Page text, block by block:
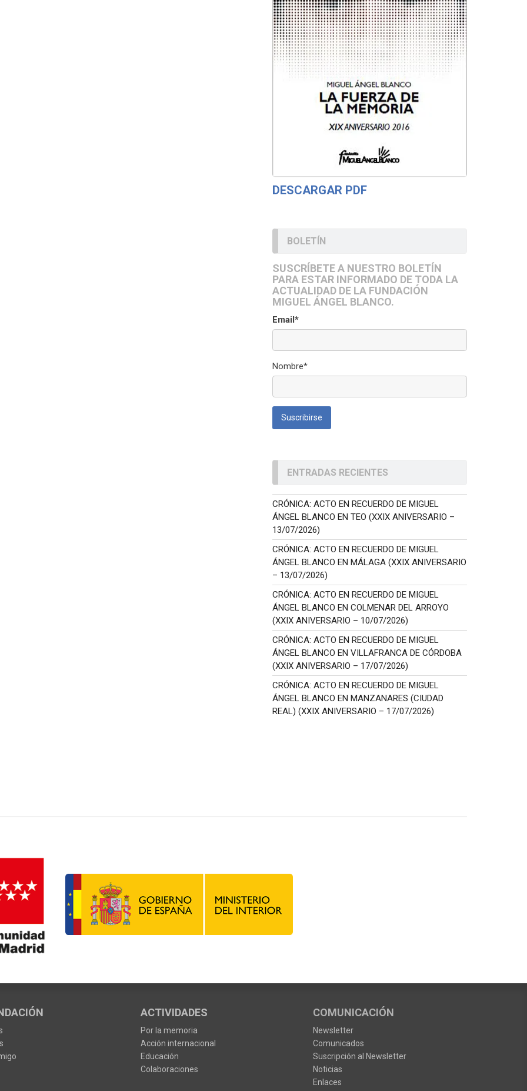
DESCARGAR PDF
BOLETÍN
SUSCRÍBETE A NUESTRO BOLETÍN
PARA ESTAR INFORMADO DE TODA LA
ACTUALIDAD DE LA FUNDACIÓN
MIGUEL ÁNGEL BLANCO.
Email*
Nombre*
ENTRADAS RECIENTES
CRÓNICA: ACTO EN RECUERDO DE MIGUEL
ÁNGEL BLANCO EN TEO (XXIX ANIVERSARIO –
13/07/2026)
CRÓNICA: ACTO EN RECUERDO DE MIGUEL
ÁNGEL BLANCO EN MÁLAGA (XXIX ANIVERSARIO
– 13/07/2026)
CRÓNICA: ACTO EN RECUERDO DE MIGUEL
ÁNGEL BLANCO EN COLMENAR DEL ARROYO
(XXIX ANIVERSARIO – 10/07/2026)
CRÓNICA: ACTO EN RECUERDO DE MIGUEL
ÁNGEL BLANCO EN VILLAFRANCA DE CÓRDOBA
(XXIX ANIVERSARIO – 17/07/2026)
CRÓNICA: ACTO EN RECUERDO DE MIGUEL
ÁNGEL BLANCO EN MANZANARES (CIUDAD
REAL) (XXIX ANIVERSARIO – 17/07/2026)
ACTIVIDADES
Por la memoria
Acción internacional
Educación
Colaboraciones
COMUNICACIÓN
Newsletter
Comunicados
Suscripción al Newsletter
Noticias
Enlaces